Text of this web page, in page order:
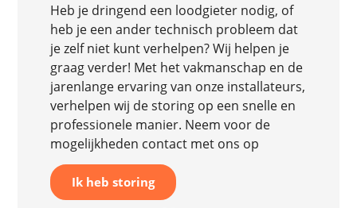
Heb je dringend een loodgieter nodig, of
heb je een ander technisch probleem dat
je zelf niet kunt verhelpen? Wij helpen je
graag verder! Met het vakmanschap en de
jarenlange ervaring van onze installateurs,
verhelpen wij de storing op een snelle en
professionele manier. Neem voor de
mogelijkheden contact met ons op
Ik heb storing